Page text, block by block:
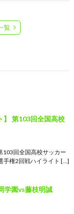
覧
】 第103回全国高校
103回全国高校サッカー
手権2回戦ハイライト […]
学園vs藤枝明誠